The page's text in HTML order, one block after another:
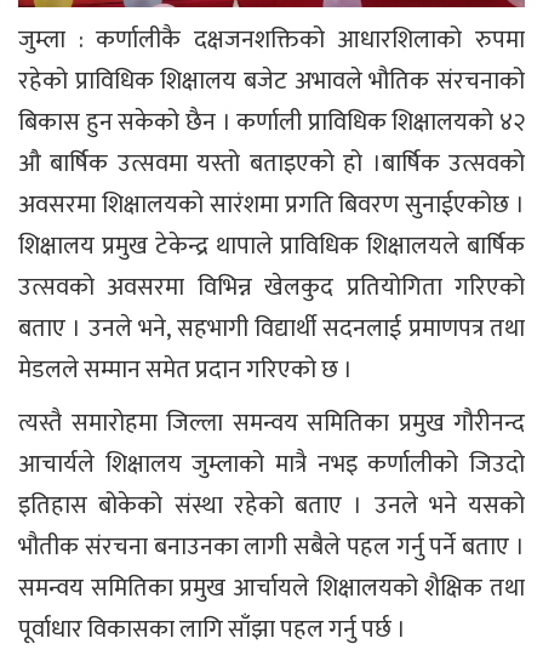
जुम्ला : कर्णालीकै दक्षजनशक्तिको आधारशिलाको रुपमा
रहेको प्राविधिक शिक्षालय बजेट अभावले भौतिक संरचनाको
बिकास हुन सकेको छैन । कर्णाली प्राविधिक शिक्षालयको ४२
औ बार्षिक उत्सवमा यस्तो बताइएको हो ।बार्षिक उत्सवको
अवसरमा शिक्षालयको सारंशमा प्रगति बिवरण सुनाईएकोछ ।
शिक्षालय प्रमुख टेकेन्द्र थापाले प्राविधिक शिक्षालयले बार्षिक
उत्सवको अवसरमा विभिन्न खेलकुद प्रतियोगिता गरिएको
बताए । उनले भने, सहभागी विद्यार्थी सदनलाई प्रमाणपत्र तथा
मेडलले सम्मान समेत प्रदान गरिएको छ ।
त्यस्तै समारोहमा जिल्ला समन्वय समितिका प्रमुख गौरीनन्द
आचार्यले शिक्षालय जुम्लाको मात्रै नभइ कर्णालीको जिउदो
इतिहास बोकेको संस्था रहेको बताए । उनले भने यसको
भौतीक संरचना बनाउनका लागी सबैले पहल गर्नु पर्ने बताए ।
समन्वय समितिका प्रमुख आर्चायले शिक्षालयको शैक्षिक तथा
पूर्वाधार विकासका लागि साँझा पहल गर्नु पर्छ ।